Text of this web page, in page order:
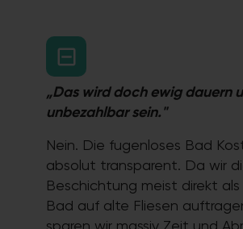
„Das wird doch ewig dauern
unbezahlbar sein."
Nein. Die fugenloses Bad
absolut transparent. Da wir
Beschichtung meist direkt
Bad auf alte Fliesen